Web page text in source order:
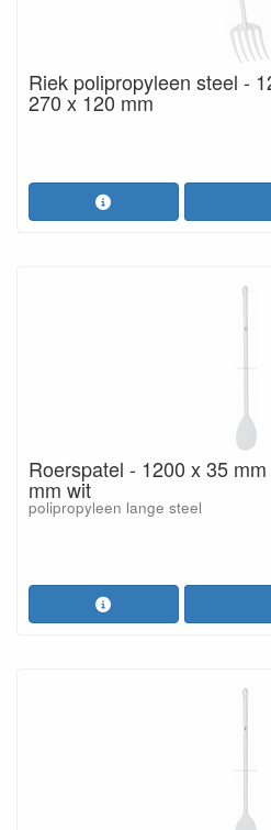
Riek polipropyleen steel -
270 x 120 mm
Roerspatel - 1200 x 35
mm wit
polipropyleen lange steel